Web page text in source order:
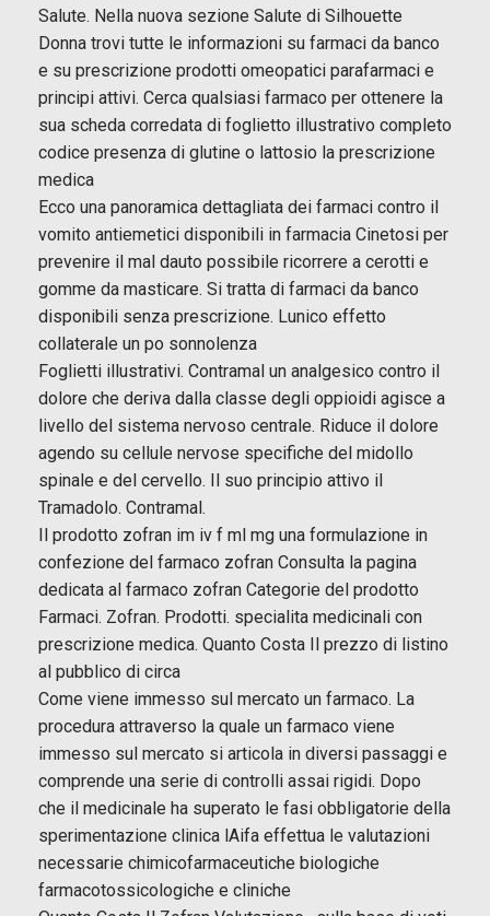
Salute. Nella nuova sezione Salute di Silhouette
Donna trovi tutte le informazioni su farmaci da banco
e su prescrizione prodotti omeopatici parafarmaci e
principi attivi. Cerca qualsiasi farmaco per ottenere la
sua scheda corredata di foglietto illustrativo completo
codice presenza di glutine o lattosio la prescrizione
medica
Ecco una panoramica dettagliata dei farmaci contro il
vomito antiemetici disponibili in farmacia Cinetosi per
prevenire il mal dauto possibile ricorrere a cerotti e
gomme da masticare. Si tratta di farmaci da banco
disponibili senza prescrizione. Lunico effetto
collaterale un po sonnolenza
Foglietti illustrativi. Contramal un analgesico contro il
dolore che deriva dalla classe degli oppioidi agisce a
livello del sistema nervoso centrale. Riduce il dolore
agendo su cellule nervose specifiche del midollo
spinale e del cervello. Il suo principio attivo il
Tramadolo. Contramal.
Il prodotto zofran im iv f ml mg una formulazione in
confezione del farmaco zofran Consulta la pagina
dedicata al farmaco zofran Categorie del prodotto
Farmaci. Zofran. Prodotti. specialita medicinali con
prescrizione medica. Quanto Costa Il prezzo di listino
al pubblico di circa
Come viene immesso sul mercato un farmaco. La
procedura attraverso la quale un farmaco viene
immesso sul mercato si articola in diversi passaggi e
comprende una serie di controlli assai rigidi. Dopo
che il medicinale ha superato le fasi obbligatorie della
sperimentazione clinica lAifa effettua le valutazioni
necessarie chimicofarmaceutiche biologiche
farmacotossicologiche e cliniche